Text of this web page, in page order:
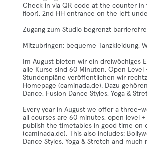
Check in via QR code at the counter in
floor), 2nd HH entrance on the left
Zugang zum Studio begrenzt
Mitzubringen: bequeme Tanzkleidung,
Im August bieten wir ein dreiwöchiges
alle Kurse sind 60 Minuten, Open Level
Stundenpläne veröffentlichen wir
Homepage (caminada.de). Dazu
Dance, Fusion Dance Styles, Yoga &
Every year in August we offer a three-
all courses are 60 minutes, open level +
publish the timetables in good time on
(caminada.de). This also includes:
Dance Styles, Yoga & Stretch and much